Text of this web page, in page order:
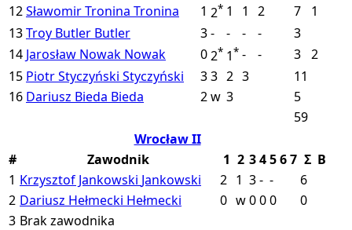
12Sławomir Tronina Tronina 1 2* 1 1 2 7
1
13Troy Butler Butler 3- - - -
3
14 Jarosław Nowak Nowak 02* 1* - - 3 2
15 Piotr Styczyński Styczyński 33 2 3
11
16 Dariusz Bieda Bieda 2w 3
5
59
Wrocław II
#
Zawodnik 1 2 34567 Σ B
1 Krzysztof Jankowski Jankowski 2 1 3- -
6
2 Dariusz Hełmecki Hełmecki 0 w000
0
3 Brak zawodnika